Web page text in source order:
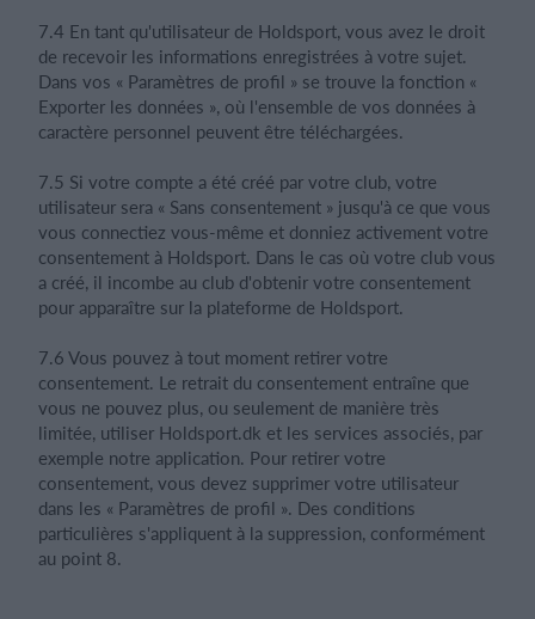
7.4 En tant qu'utilisateur de Holdsport, vous avez le droit
de recevoir les informations enregistrées à votre sujet.
Dans vos « Paramètres de profil » se trouve la fonction «
Exporter les données », où l'ensemble de vos données à
caractère personnel peuvent être téléchargées.
7.5 Si votre compte a été créé par votre club, votre
utilisateur sera « Sans consentement » jusqu'à ce que vous
vous connectiez vous-même et donniez activement votre
consentement à Holdsport. Dans le cas où votre club vous
a créé, il incombe au club d'obtenir votre consentement
pour apparaître sur la plateforme de Holdsport.
7.6 Vous pouvez à tout moment retirer votre
consentement. Le retrait du consentement entraîne que
vous ne pouvez plus, ou seulement de manière très
limitée, utiliser Holdsport.dk et les services associés, par
exemple notre application. Pour retirer votre
consentement, vous devez supprimer votre utilisateur
dans les « Paramètres de profil ». Des conditions
particulières s'appliquent à la suppression, conformément
au point 8.